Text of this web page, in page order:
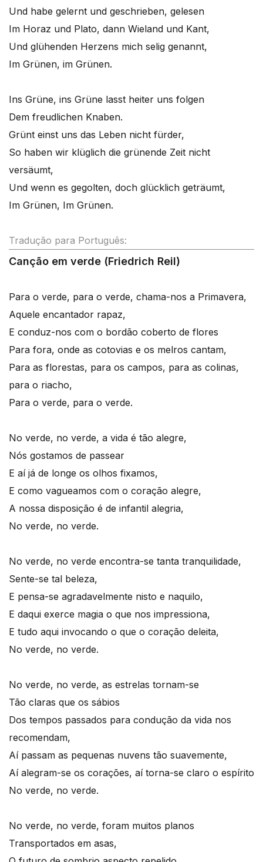
Und habe gelernt und geschrieben, gelesen
Im Horaz und Plato, dann Wieland und Kant,
Und glühenden Herzens mich selig genannt,
Im Grünen, im Grünen.
Ins Grüne, ins Grüne lasst heiter uns folgen
Dem freudlichen Knaben.
Grünt einst uns das Leben nicht fürder,
So haben wir klüglich die grünende Zeit nicht
versäumt,
Und wenn es gegolten, doch glücklich geträumt,
Im Grünen, Im Grünen.
Tradução para Português:
Canção em verde (Friedrich Reil)
Para o verde, para o verde, chama-nos a Primavera,
Aquele encantador rapaz,
E conduz-nos com o bordão coberto de flores
Para fora, onde as cotovias e os melros cantam,
Para as florestas, para os campos, para as colinas,
para o riacho,
Para o verde, para o verde.
No verde, no verde, a vida é tão alegre,
Nós gostamos de passear
E aí já de longe os olhos fixamos,
E como vagueamos com o coração alegre,
A nossa disposição é de infantil alegria,
No verde, no verde.
No verde, no verde encontra-se tanta tranquilidade,
Sente-se tal beleza,
E pensa-se agradavelmente nisto e naquilo,
E daqui exerce magia o que nos impressiona,
E tudo aqui invocando o que o coração deleita,
No verde, no verde.
No verde, no verde, as estrelas tornam-se
Tão claras que os sábios
Dos tempos passados para condução da vida nos
recomendam,
Aí passam as pequenas nuvens tão suavemente,
Aí alegram-se os corações, aí torna-se claro o espírito
No verde, no verde.
No verde, no verde, foram muitos planos
Transportados em asas,